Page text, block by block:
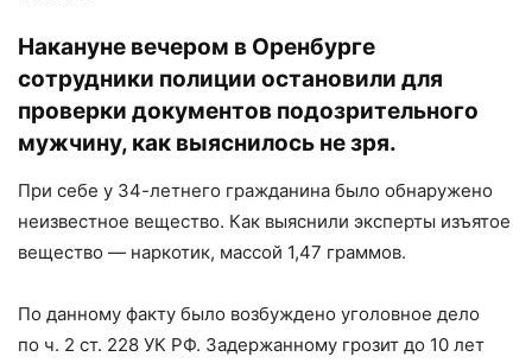
Накануне вечером в Оренбурге
сотрудники полиции остановили для
проверки документов подозрительного
мужчину, как выяснилось не зря.
При себе у 34-летнего гражданина было обнаружено
неизвестное вещество. Как выяснили эксперты изъятое
вещество — наркотик, массой 1,47 граммов.
По данному факту было возбуждено уголовное дело
по ч. 2 ст. 228 УК РФ. Задержанному грозит до 10 лет